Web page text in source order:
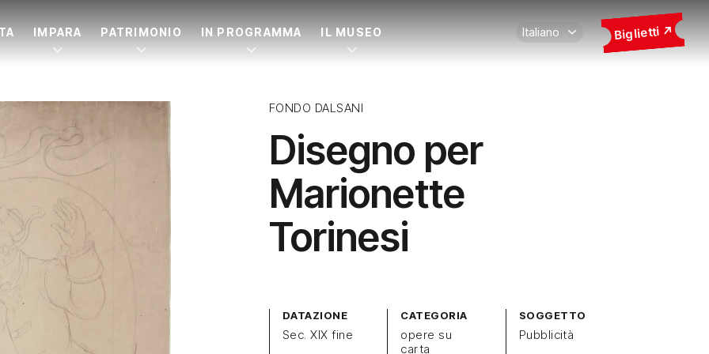
IMPARA PATRIMONIO IN PROGRAMMA IL MUSEO Biglietti
FONDO DALSANI
Disegno per
Marionette
Torinesi
DATAZIONE
Sec. XIX fine
CATEGORIA
opere su
carta
SOGGETTO
Pubblicità